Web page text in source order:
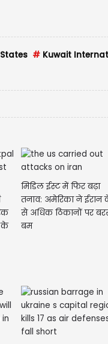
# Kuwait
के
मिडिल ईस्ट में फिर बढ़ा
तनाव: अमेरिका ने ईरान
से अधिक ठिकानों पर
बम